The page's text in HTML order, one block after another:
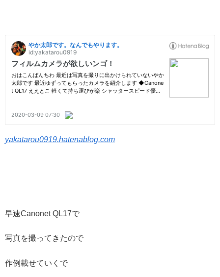
yakatarou0919.hatenablog.com
早速Canonet QL17で
写真を撮ってきたので
作例載せていくで